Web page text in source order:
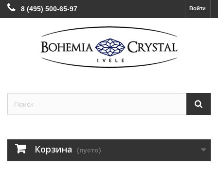
Войти
8 (495) 500-65-97
Корзина (пусто)